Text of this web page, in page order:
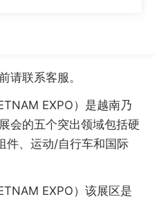
请联系客服。
EXPO）是越南乃
会的五个突出领域包括硬
件、运动/自行车和国际
EXPO）该展区是